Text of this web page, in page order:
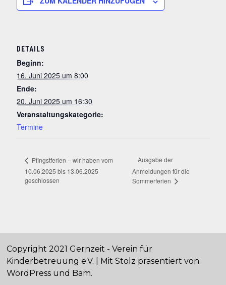
DETAILS
Beginn:
16. Juni 2025 um 8:00
Ende:
20. Juni 2025 um 16:30
Veranstaltungskategorie:
Termine
Pfingstferien – wir haben vom
10.06.2025 bis 13.06.2025
geschlossen
Ausgabe der
Anmeldungen für die
Sommerferien
Copyright 2021 Gernzeit - Verein für
Kinderbetreuung e.V. | Mit Stolz präsentiert von
WordPress und Bam.